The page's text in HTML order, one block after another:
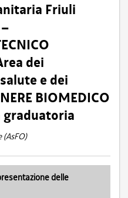
Friuli
dei
e dei
BIOMEDICO
graduatoria
(AsFO)
delle